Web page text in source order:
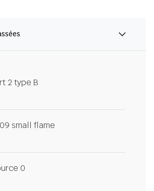
2 type B
small flame
0